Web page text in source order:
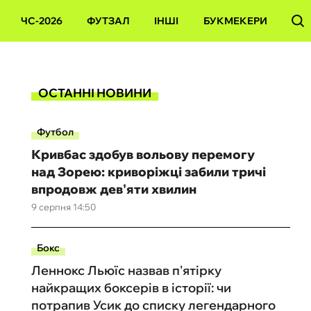
ЧС-2026 ФУТЗАЛ ІНШІ БУКМЕКЕРИ
ОСТАННІ НОВИНИ
Футбол
9 серпня 14:50
Кривбас здобув вольову перемогу
над Зорею: криворіжці забили тричі
впродовж дев'яти хвилин
Бокс
Леннокс Льюїс назвав п'ятірку
найкращих боксерів в історії: чи
потрапив Усик до списку легендарного